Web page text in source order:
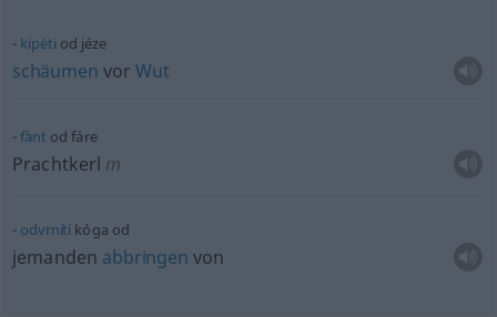
kipéti od jéze
schäumen vorWut
fànt od fáre
Prachtkerl m
odvrníti kóga od
jemanden abbringen von